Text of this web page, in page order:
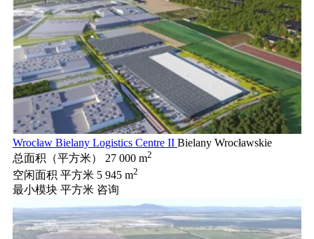
Wrocław Bielany Logistics Centre II Bielany Wrocławskie
总面积（平方米）
27 000 m2
空闲面积 平方米 5 945 m2
最小模块 平方米 咨询